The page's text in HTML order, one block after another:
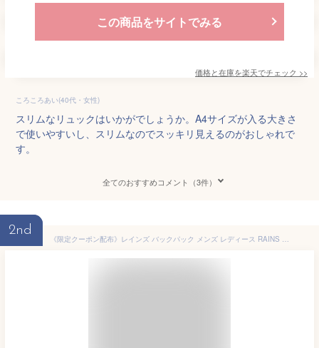
この商品をサイトでみる
価格と在庫を楽天でチェック >>
ころころあい(40代・女性)
スリムなリュックはいかがでしょうか。A4サイズが入る大きさ
で使いやすいし、スリムなのでスッキリ見えるのがおしゃれで
す。
全てのおすすめコメント（3件）
2nd
《限定クーポン配布》レインズ バックパック メンズ レディース RAINS クラシック バックパック ユニセックス 13L カバン リュック ブランド シンプル ロゴ カジュアル 通勤 通学 プレゼント 防水 雨 梅雨 おでかけ 人気 ブラック 黒 グレー ネイビー グリーン